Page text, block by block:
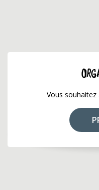
Vous